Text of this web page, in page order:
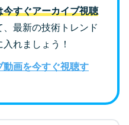
すぐアーカイブ視聴
最新の技術トレンド
れましょう！
動画を今すぐ視聴す